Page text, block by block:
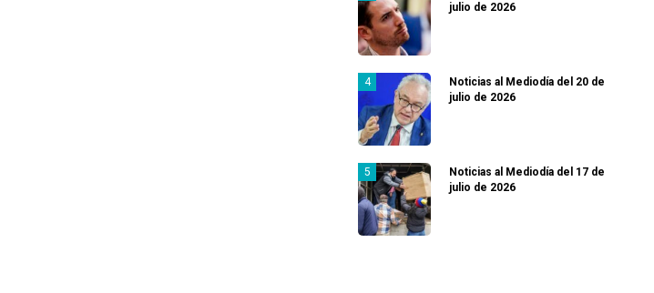
julio de 2026
Noticias al Mediodía del 20 de
julio de 2026
Noticias al Mediodía del 17 de
julio de 2026